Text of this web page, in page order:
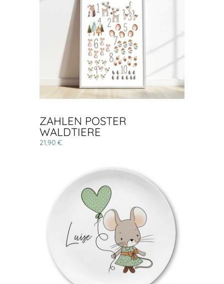
ZAHLEN POSTER
WALDTIERE
21,90 €